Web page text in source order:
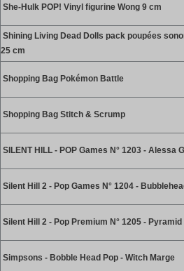
She-Hulk POP! Vinyl figurine Wong 9 cm
Shining Living Dead Dolls pack poupées
25 cm
Shopping Bag Pokémon Battle
Shopping Bag Stitch & Scrump
SILENT HILL - POP Games N° 1203 - Alessa
Silent Hill 2 - Pop Games N° 1204 -
Silent Hill 2 - Pop Premium N° 1205 - Pyramid
Simpsons - Bobble Head Pop - Witch Marge